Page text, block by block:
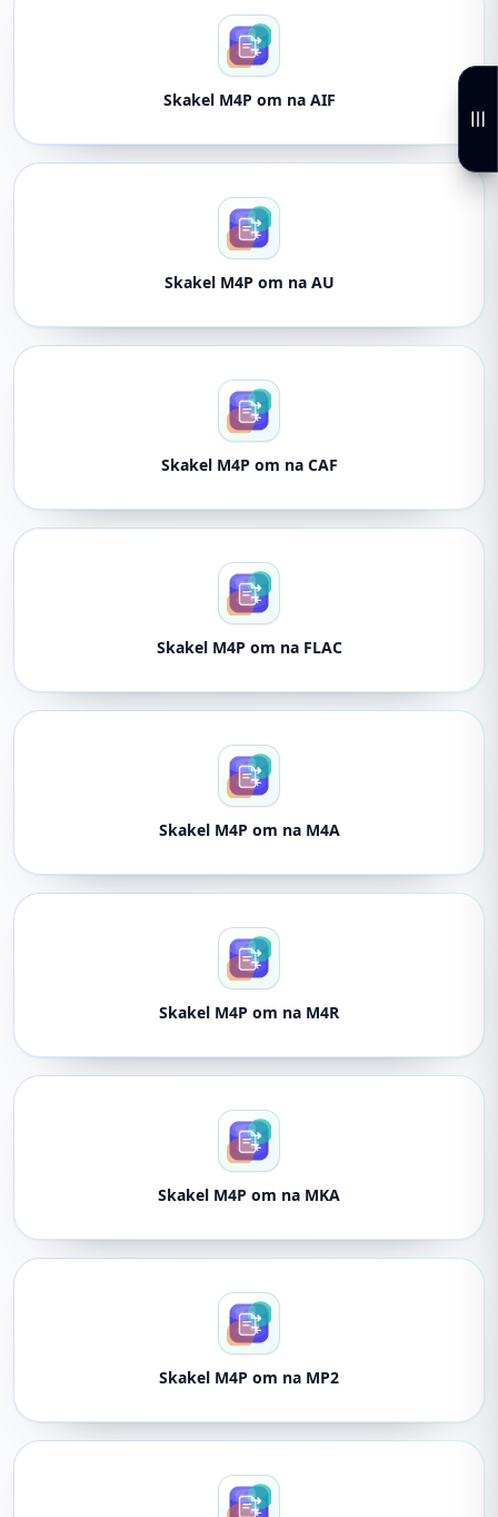
Skakel M4P om na AIF
Skakel M4P om na AU
Skakel M4P om na CAF
Skakel M4P om na FLAC
Skakel M4P om na M4A
Skakel M4P om na M4R
Skakel M4P om na MKA
Skakel M4P om na MP2